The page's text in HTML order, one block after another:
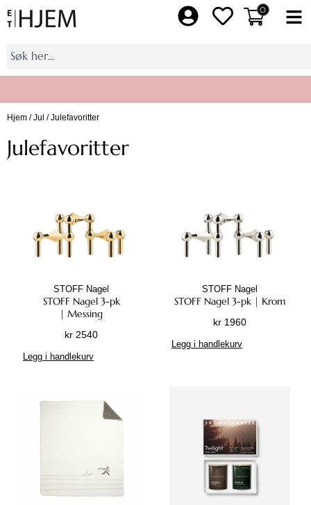
rett
innholdet
Søk
0
Hjem /Jul / Julefavoritter
Julefavoritter
STOFF Nagel
STOFF Nagel 3-pk
| Messing
kr 2540
Legg i handlekurv
STOFF Nagel
STOFF Nagel 3-pk | Krom
kr 1960
Legg i handlekurv